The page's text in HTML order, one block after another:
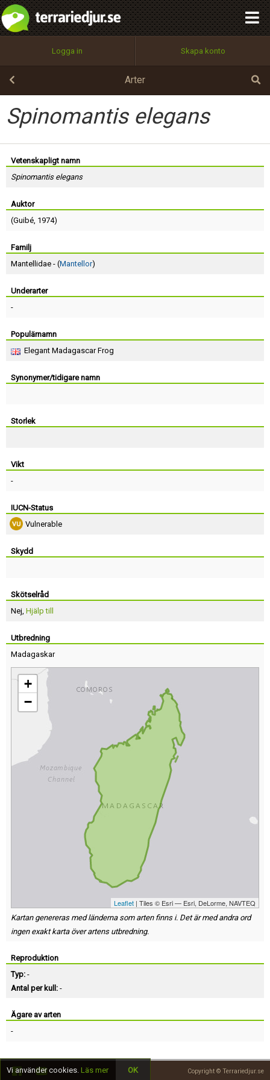
Logga in Skapa konto
Arter
Spinomantis elegans
Vetenskapligt namn
Spinomantis elegans
Auktor
(Guibé, 1974)
Familj
Mantellidae - (Mantellor)
Underarter
-
Populärnamn
Elegant Madagascar Frog
Synonymer/tidigare namn
Storlek
Vikt
-
IUCN-Status
Vulnerable
Skydd
Skötselråd
Nej, Hjälp till
Utbredning
Madagaskar
+
−
Leaflet | Tiles © Esri — Esri, DeLorme, NAVTEQ
Kartan genereras med länderna som arten finns i. Det är med andra ord
ingen exakt karta över artens utbredning.
Reproduktion
Typ: -
Antal per kull: -
Ägare av arten
-
Copyright © Terrariedjur.se
Utför
100%
OK
integritetspolicy
Namn:
Epost:
Användarnamn:
Lösenord:
Terms of Service
Begär nytt lösenord
Tillbaka till förstasidan
Vi använder cookies. Läs mer OK